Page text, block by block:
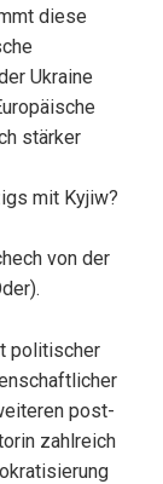
diese
Ukraine
stärker
mit Kyjiw?
von der
politischer
post-
zahlreich